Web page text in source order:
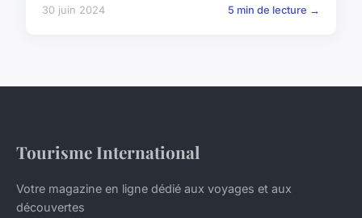
30 juin 2024 5 min de lecture →
Tourisme International
Votre magazine en ligne dédié aux voyages et aux
découvertes